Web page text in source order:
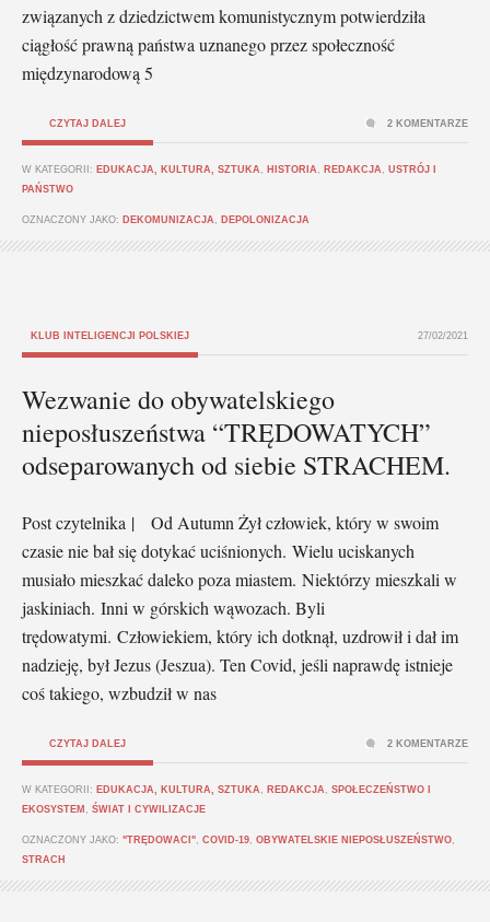
związanych z dziedzictwem komunistycznym potwierdziła
ciągłość prawną państwa uznanego przez społeczność
międzynarodową 5
CZYTAJ DALEJ
W KATEGORII: EDUKACJA, KULTURA, SZTUKA HISTORIA REDAKCJA
USTRÓJ I
PAŃSTWO
OZNACZONY JAKO: DEKOMUNIZACJA DEPOLONIZACJA
2 KOMENTARZE
KLUB INTELIGENCJI POLSKIEJ 27/02/2021
Wezwanie do obywatelskiego
nieposłuszeństwa “TRĘDOWATYCH”
odseparowanych od siebie STRACHEM.
Post czytelnika | Od Autumn Żył człowiek, który w swoim
czasie nie bał się dotykać uciśnionych. Wielu uciskanych
musiało mieszkać daleko poza miastem. Niektórzy mieszkali w
jaskiniach. Inni w górskich wąwozach. Byli
trędowatymi. Człowiekiem, który ich dotknął, uzdrowił i dał im
nadzieję, był Jezus (Jeszua). Ten Covid, jeśli naprawdę istnieje
coś takiego, wzbudził w nas
CZYTAJ DALEJ
W KATEGORII: EDUKACJA, KULTURA, SZTUKA REDAKCJA
SPOŁECZEŃSTWO I
EKOSYSTEM
ŚWIAT I CYWILIZACJE
OZNACZONY JAKO: "TRĘDOWACI" COVID-19 OBYWATELSKIE NIEPOSŁUSZEŃSTWO
STRACH
2 KOMENTARZE